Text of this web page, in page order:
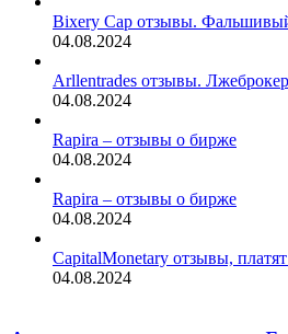
Bixery Cap отзывы.
04.08.2024
Arllentrades отзывы.
04.08.2024
Rapira – отзывы о бирже
04.08.2024
Rapira – отзывы о бирже
04.08.2024
CapitalMonetary отзывы,
04.08.2024